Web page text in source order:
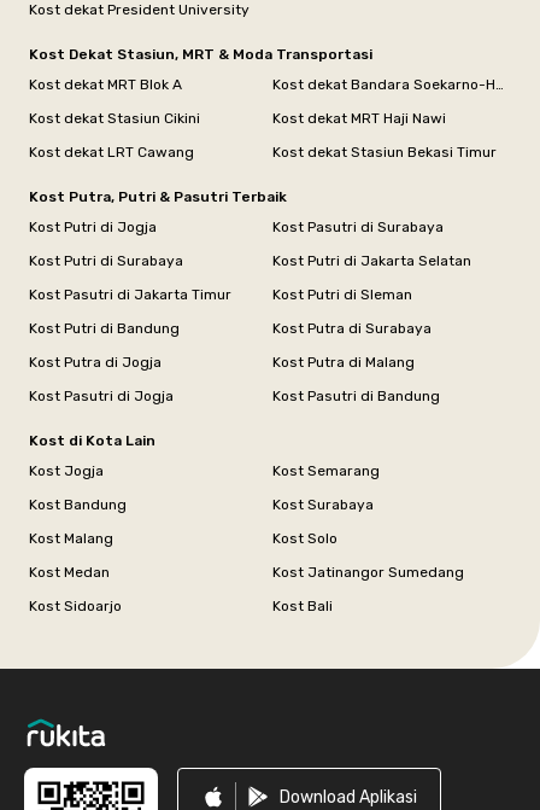
Kost dekat President University
Kost Dekat Stasiun, MRT & Moda Transportasi
Kost dekat MRT Blok A
Kost dekat Bandara Soekarno-Hatta
Kost dekat Stasiun Cikini
Kost dekat MRT Haji Nawi
Kost dekat LRT Cawang
Kost dekat Stasiun Bekasi Timur
Kost Putra, Putri & Pasutri Terbaik
Kost Putri di Jogja
Kost Pasutri di Surabaya
Kost Putri di Surabaya
Kost Putri di Jakarta Selatan
Kost Pasutri di Jakarta Timur
Kost Putri di Sleman
Kost Putri di Bandung
Kost Putra di Surabaya
Kost Putra di Jogja
Kost Putra di Malang
Kost Pasutri di Jogja
Kost Pasutri di Bandung
Kost di Kota Lain
Kost Jogja
Kost Semarang
Kost Bandung
Kost Surabaya
Kost Malang
Kost Solo
Kost Medan
Kost Jatinangor Sumedang
Kost Sidoarjo
Kost Bali
Download Aplikasi